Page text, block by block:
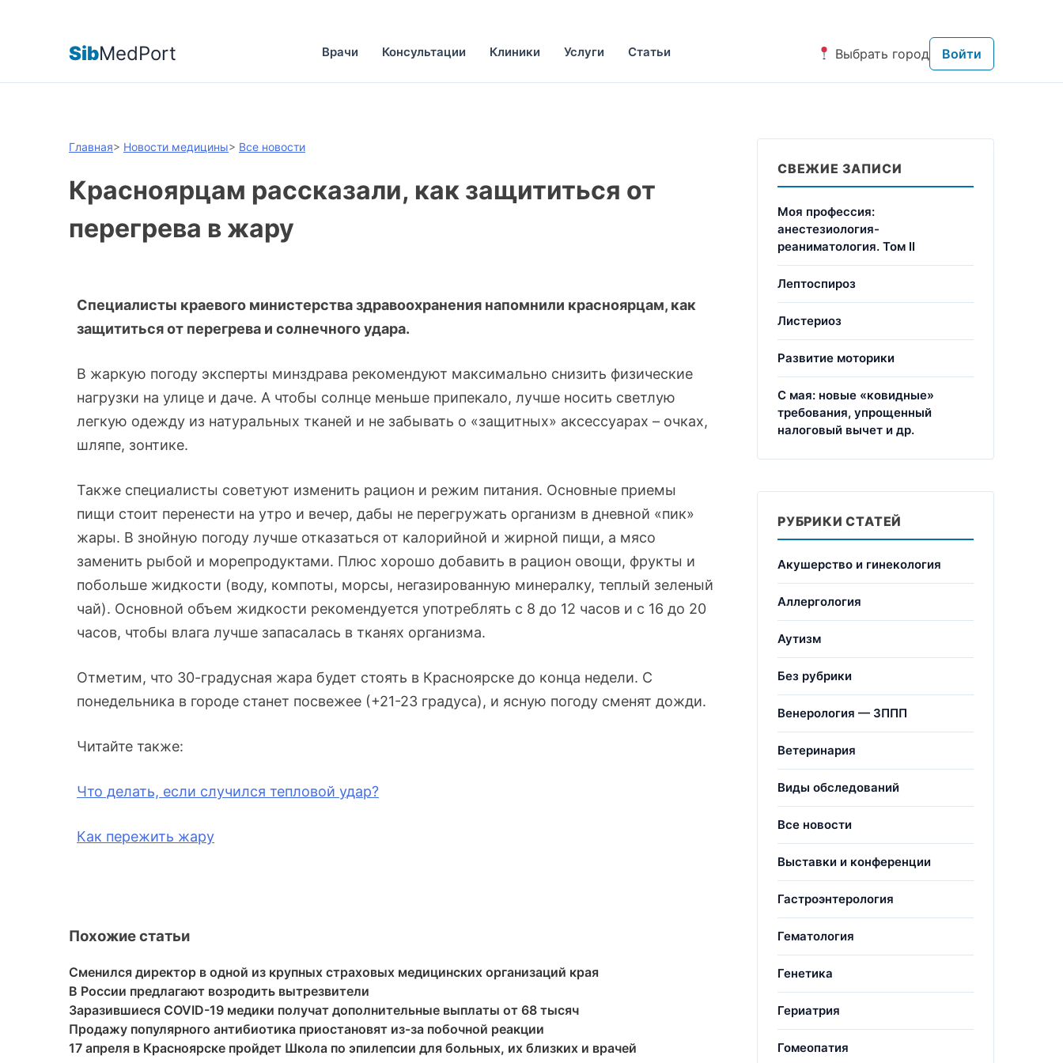
SibMedPort Врачи Консультации Клиники Услуги Статьи Выбрать город Войти
Главная> Новости медицины> Все новости
Красноярцам рассказали, как защититься от
перегрева в жару
Специалисты краевого министерства здравоохранения напомнили красноярцам, как
защититься от перегрева и солнечного удара.
В жаркую погоду эксперты минздрава рекомендуют максимально снизить физические
нагрузки на улице и даче. А чтобы солнце меньше припекало, лучше носить светлую
легкую одежду из натуральных тканей и не забывать о «защитных» аксессуарах – очках,
шляпе, зонтике.
Также специалисты советуют изменить рацион и режим питания. Основные приемы
пищи стоит перенести на утро и вечер, дабы не перегружать организм в дневной «пик»
жары. В знойную погоду лучше отказаться от калорийной и жирной пищи, а мясо
заменить рыбой и морепродуктами. Плюс хорошо добавить в рацион овощи, фрукты и
побольше жидкости (воду, компоты, морсы, негазированную минералку, теплый зеленый
чай). Основной объем жидкости рекомендуется употреблять с 8 до 12 часов и с 16 до 20
часов, чтобы влага лучше запасалась в тканях организма.
Отметим, что 30-градусная жара будет стоять в Красноярске до конца недели. С
понедельника в городе станет посвежее (+21-23 градуса), и ясную погоду сменят дожди.
Читайте также:
Что делать, если случился тепловой удар?
Как пережить жару
Похожие статьи
Сменился директор в одной из крупных страховых медицинских организаций края
В России предлагают возродить вытрезвители
Заразившиеся COVID-19 медики получат дополнительные выплаты от 68 тысяч
Продажу популярного антибиотика приостановят из-за побочной реакции
17 апреля в Красноярске пройдет Школа по эпилепсии для больных, их близких и врачей
СВЕЖИЕ ЗАПИСИ
Моя профессия:
анестезиология-
реаниматология. Том II
Лептоспироз
Листериоз
Развитие моторики
С мая: новые «ковидные»
требования, упрощенный
налоговый вычет и др.
РУБРИКИ СТАТЕЙ
Акушерство и гинекология
Аллергология
Аутизм
Без рубрики
Венерология — ЗППП
Ветеринария
Виды обследований
Все новости
Выставки и конференции
Гастроэнтерология
Гематология
Генетика
Гериатрия
Гомеопатия